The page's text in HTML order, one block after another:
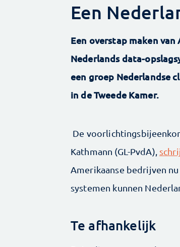
Een
Een overstap maken
Nederlands data-
een groep Nederlandse
in de Tweede Kamer.
De
Kathmann (GL-PvdA),
Amerikaanse bedrijven
systemen kunnen
Te afhankelijk